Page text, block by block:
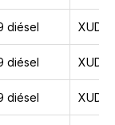
diésel
diésel
diésel